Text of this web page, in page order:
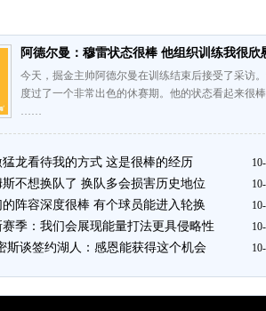
阿德尔曼：穆雷状态很棒 他组织训练我很欣
今天，掘金主帅阿德尔曼在训练结束后接受了采访
度过了一个非常出色的休赛期。他的状态看起来很
……
龙看待我的方式 这是很棒的经历
不想换队了 换队多会损害历史地位
阵容深度很棒 有个球员能进入轮换
季：我们会展现能量打法更具侵略性
斯谈签约湖人：感恩能获得这个机会